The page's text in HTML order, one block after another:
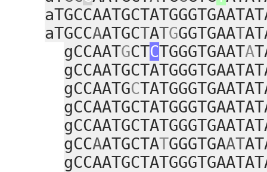
aTGCCAATGCTATGGGTGAAT
gCCAATGCTCTGGGTGAATA
gCCAATGC
gCCAATGCTATGGGTGAAT